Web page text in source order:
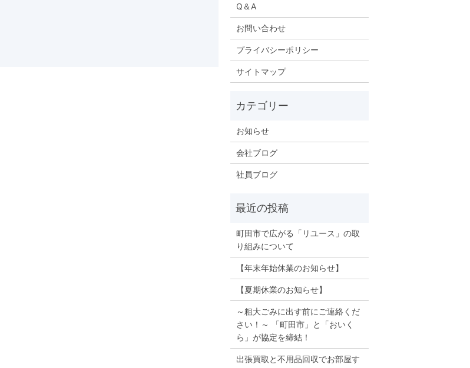
Q＆A
お問い合わせ
プライバシーポリシー
サイトマップ
お知らせ
会社ブログ
社員ブログ
町田市で広がる「リユース」の取
り組みについて
【年末年始休業のお知らせ】
【夏期休業のお知らせ】
～粗大ごみに出す前にご連絡くだ
さい！～ 「町田市」と「おいく
ら」が協定を締結！
出張買取と不用品回収でお部屋す